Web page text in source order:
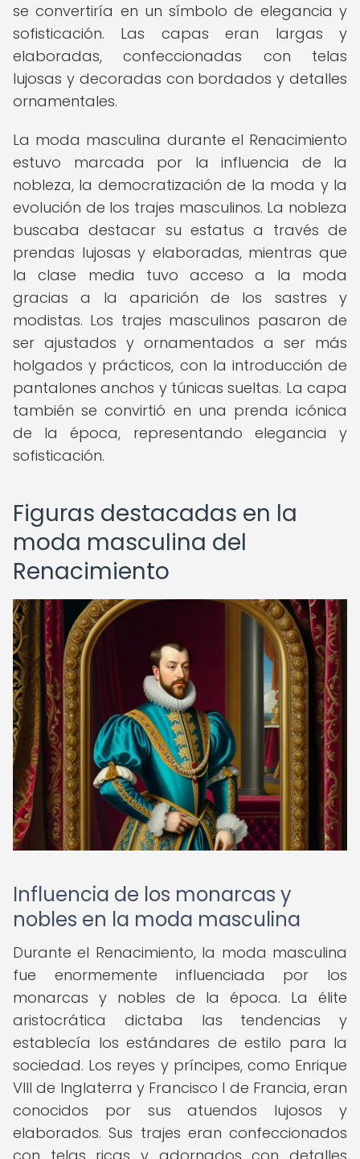
se convertiría en un símbolo de elegancia y
sofisticación. Las capas eran largas y
elaboradas, confeccionadas con telas
lujosas y decoradas con bordados y detalles
ornamentales.
La moda masculina durante el Renacimiento
estuvo marcada por la influencia de la
nobleza, la democratización de la moda y la
evolución de los trajes masculinos. La nobleza
buscaba destacar su estatus a través de
prendas lujosas y elaboradas, mientras que
la clase media tuvo acceso a la moda
gracias a la aparición de los sastres y
modistas. Los trajes masculinos pasaron de
ser ajustados y ornamentados a ser más
holgados y prácticos, con la introducción de
pantalones anchos y túnicas sueltas. La capa
también se convirtió en una prenda icónica
de la época, representando elegancia y
sofisticación.
Figuras destacadas en la
moda masculina del
Renacimiento
Influencia de los monarcas y
nobles en la moda masculina
Durante el Renacimiento, la moda masculina
fue enormemente influenciada por los
monarcas y nobles de la época. La élite
aristocrática dictaba las tendencias y
establecía los estándares de estilo para la
sociedad. Los reyes y príncipes, como Enrique
VIII de Inglaterra y Francisco I de Francia, eran
conocidos por sus atuendos lujosos y
elaborados. Sus trajes eran confeccionados